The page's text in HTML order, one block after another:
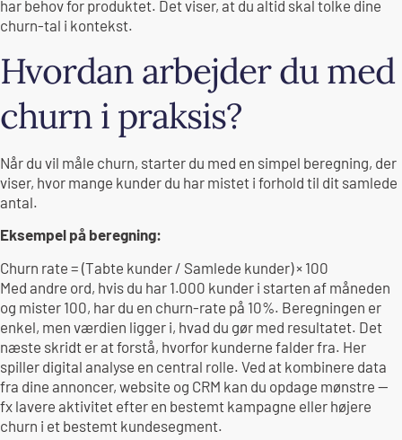
har behov for produktet. Det viser, at du altid skal tolke dine
churn-tal i kontekst.
Hvordan arbejder du med
churn i praksis?
Når du vil måle churn, starter du med en simpel beregning, der
viser, hvor mange kunder du har mistet i forhold til dit samlede
antal.
Eksempel på beregning:
Churn rate = (Tabte kunder / Samlede kunder) × 100
Med andre ord, hvis du har 1.000 kunder i starten af måneden
og mister 100, har du en churn-rate på 10%. Beregningen er
enkel, men værdien ligger i, hvad du gør med resultatet. Det
næste skridt er at forstå, hvorfor kunderne falder fra. Her
spiller digital analyse en central rolle. Ved at kombinere data
fra dine annoncer, website og CRM kan du opdage mønstre —
fx lavere aktivitet efter en bestemt kampagne eller højere
churn i et bestemt kundesegment.